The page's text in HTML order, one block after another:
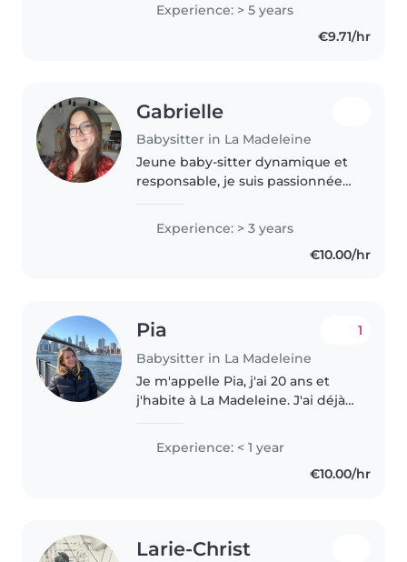
soeurs donc j'ai de l'expérience.
Experience: > 5 years
€9.71/hr
Gabrielle
Babysitter in La Madeleine
Jeune baby-sitter dynamique et
responsable, je suis passionnée
Avec 3 ans d'expérience, je
m'occupe avec plaisir des
enfants de tous âges, des tout-
Experience: > 3 years
€10.00/hr
Pia
Babysitter in La Madeleine
1
Je m'appelle Pia, j'ai 20 ans et
j'habite à La Madeleine. J'ai déjà
babysitting et grâce à ce site
j'espère en trouver de nouveaux.
Cela c'est toujours très bien..
Experience: < 1 year
€10.00/hr
Larie-Christ